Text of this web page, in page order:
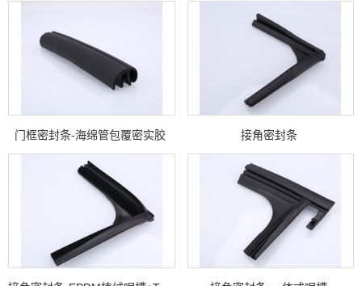
门框密封条-海绵管包覆密实胶 接角密封条